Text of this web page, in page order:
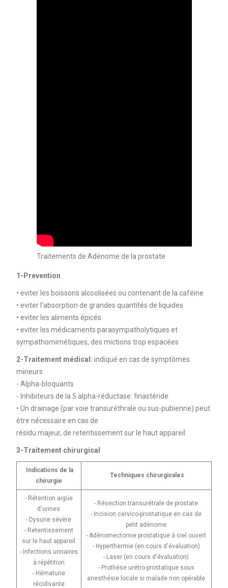
Traitements de Adénome de la prostate
1-Prevention
• eviter les boissons alcoolisées ou contenant de la caféine
• eviter l'absorption de grandes quantités de liquides
• eviter les aliments épicés
• eviter les médicaments parasympatholytiques et
sympathomimétiques, des mictions trop espacées
2-Traitement médical: indiqué en cas de symptômes
mineurs
- Alpha-bloquants
- Inhibiteurs de la 5 alpha-réductase: finastéride
• Un drainage (par voie transuréthrale ou sus-pubienne) peut
être nécessaire en cas de
résidu majeur, de retentissement sur le haut appareil
3-Traitement chirurgical
Indications de la
chirurgie
Techniques chirurgicales
- Rétention aigüe
d'urines
- Dysurie sévère
- Retentissement
sur le haut appareil
- Infections urinaires
à répétition
- Hématurie
récidivante
- Résection transurétrale de prostate
- Incision cervico-prostatique en cas de
petit adénome
- Adénomectomie prostatique à ciel ouvert
- Hyperthermie (en cours d'évaluation)
- Laser (en cours d'évaluation)
- Prothèse urétro-prostatique sous
anesthésie locale si malade non opérable